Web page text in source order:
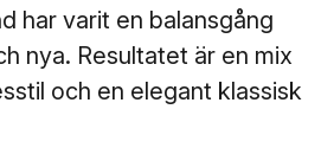
har varit en balansgång
nya. Resultatet är en mix
och en elegant klassisk